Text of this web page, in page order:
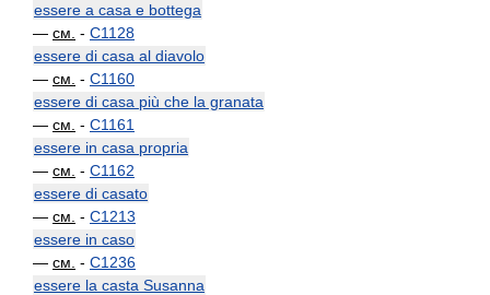
essere a casa e bottega
— см. - C1128
essere di casa al diavolo
— см. - C1160
essere di casa più che la granata
— см. - C1161
essere in casa propria
— см. - C1162
essere di casato
— см. - C1213
essere in caso
— см. - C1236
essere la casta Susanna